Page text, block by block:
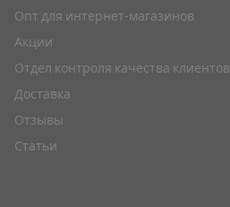
Опт для интернет-магазинов
Акции
Отдел контроля качества клиентов
Доставка
Отзывы
Статьи